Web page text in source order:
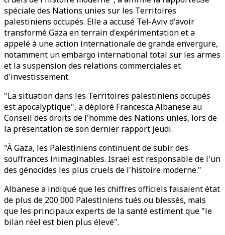
spéciale des Nations unies sur les Territoires
palestiniens occupés. Elle a accusé Tel-Aviv d'avoir
transformé Gaza en terrain d'expérimentation et a
appelé à une action internationale de grande envergure,
notamment un embargo international total sur les armes
et la suspension des relations commerciales et
d'investissement.
"La situation dans les Territoires palestiniens occupés
est apocalyptique", a déploré Francesca Albanese au
Conseil des droits de l'homme des Nations unies, lors de
la présentation de son dernier rapport jeudi.
"À Gaza, les Palestiniens continuent de subir des
souffrances inimaginables. Israël est responsable de l'un
des génocides les plus cruels de l'histoire moderne."
Albanese a indiqué que les chiffres officiels faisaient état
de plus de 200 000 Palestiniens tués ou blessés, mais
que les principaux experts de la santé estiment que "le
bilan réel est bien plus élevé".